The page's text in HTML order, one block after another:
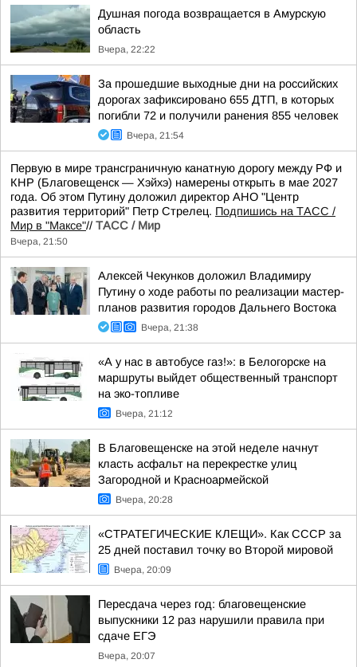
Душная погода возвращается в Амурскую
область
Вчера, 22:22
За прошедшие выходные дни на российских
дорогах зафиксировано 655 ДТП, в которых
погибли 72 и получили ранения 855 человек
Вчера, 21:54
Первую в мире трансграничную канатную дорогу между РФ и
КНР (Благовещенск — Хэйхэ) намерены открыть в мае 2027
года. Об этом Путину доложил директор АНО "Центр
развития территорий" Петр Стрелец. Подпишись на ТАСС /
Мир в "Максе"// ТАСС / Мир
Вчера, 21:50
Алексей Чекунков доложил Владимиру
Путину о ходе работы по реализации мастер-
планов развития городов Дальнего Востока
Вчера, 21:38
«А у нас в автобусе газ!»: в Белогорске на
маршруты выйдет общественный транспорт
на эко-топливе
Вчера, 21:12
В Благовещенске на этой неделе начнут
класть асфальт на перекрестке улиц
Загородной и Красноармейской
Вчера, 20:28
«СТРАТЕГИЧЕСКИЕ КЛЕЩИ». Как СССР за
25 дней поставил точку во Второй мировой
Вчера, 20:09
Пересдача через год: благовещенские
выпускники 12 раз нарушили правила при
сдаче ЕГЭ
Вчера, 20:07